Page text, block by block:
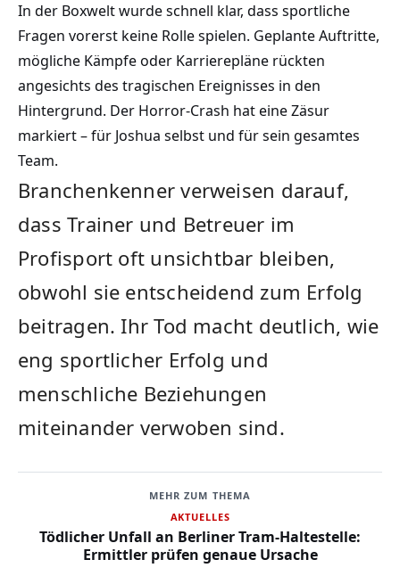
In der Boxwelt wurde schnell klar, dass sportliche
Fragen vorerst keine Rolle spielen. Geplante Auftritte,
mögliche Kämpfe oder Karrierepläne rückten
angesichts des tragischen Ereignisses in den
Hintergrund. Der Horror-Crash hat eine Zäsur
markiert – für Joshua selbst und für sein gesamtes
Team.
Branchenkenner verweisen darauf,
dass Trainer und Betreuer im
Profisport oft unsichtbar bleiben,
obwohl sie entscheidend zum Erfolg
beitragen. Ihr Tod macht deutlich, wie
eng sportlicher Erfolg und
menschliche Beziehungen
miteinander verwoben sind.
MEHR ZUM THEMA
AKTUELLES
Tödlicher Unfall an Berliner Tram-Haltestelle:
Ermittler prüfen genaue Ursache